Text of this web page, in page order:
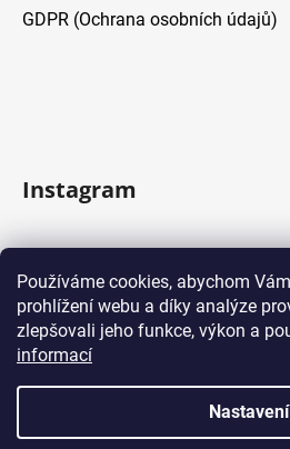
Používáme cookies, abychom
prohlížení webu a díky analýze
zlepšovali jeho funkce, výkon a
informací
Nastavení
GDPR (Ochrana osobních údajů)
Instagram
Facebook